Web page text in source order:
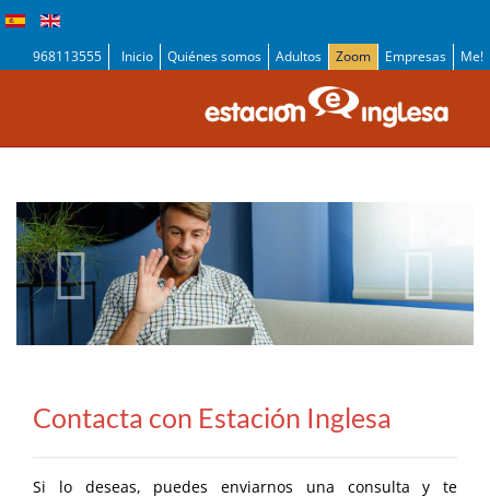
968113555 Inicio Quiénes somos Adultos Zoom Empresas Me!
Contacta con Estación Inglesa
Si lo deseas, puedes enviarnos una consulta y te